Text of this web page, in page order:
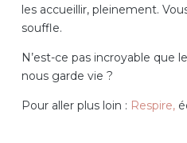
les accueillir, pleinement.
souffle.
N’est-ce pas incroyable que
nous garde vie ?
Pour aller plus loin : Respire,